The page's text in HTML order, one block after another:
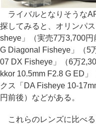
ライバルとなりそうな
探してみると、オリンパ
sheye」（実売7万3,700
G Diagonal Fisheye」（5
07 DX Fisheye」（6万
kkor 10.5mm F2.8 G ED
クス「DA Fisheye 10-
円前後）などがある。
これらのレンズに比べ